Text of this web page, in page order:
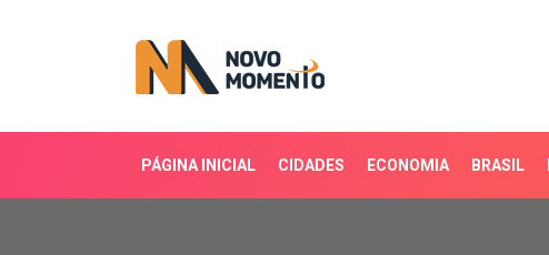
PÁGINA INICIAL CIDADES ECONOMIA BRASIL